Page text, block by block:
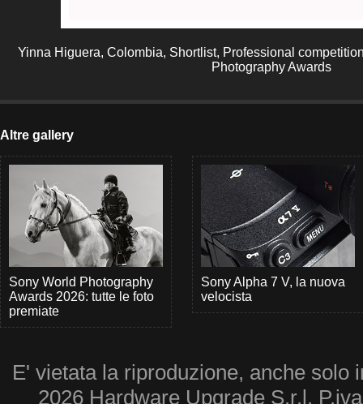
Yinna Higuera, Colombia, Shortlist, Professional
Photography Awards
Altre gallery
Sony World Photography
Awards 2026: tutte le foto
premiate
Sony Alpha 7 V, la nuova
velocista
E' vietata la riproduzione, anche solo
2026 Hardware Upgrade S.r.l.